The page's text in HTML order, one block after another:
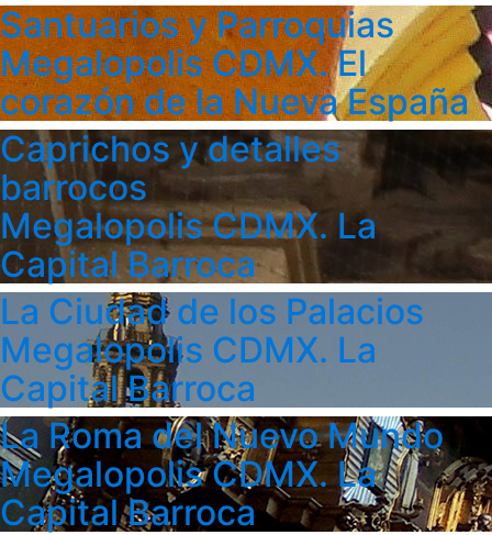
Santuarios y Parroquias
Megalopolis CDMX. El
corazón de la Nueva España
Caprichos y detalles
barrocos
Megalopolis CDMX. La
Capital Barroca
La Ciudad de los Palacios
Megalopolis CDMX. La
Capital Barroca
La Roma del Nuevo Mundo
Megalopolis CDMX. La
Capital Barroca